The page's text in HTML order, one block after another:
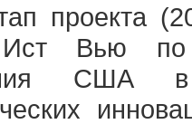
проекта
Вью по
США